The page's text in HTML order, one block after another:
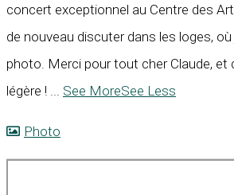
concert exceptionnel au Centre des
de nouveau discuter dans les loges, où
photo. Merci pour tout cher Claude, et
légère ! ... See MoreSee Less
Photo